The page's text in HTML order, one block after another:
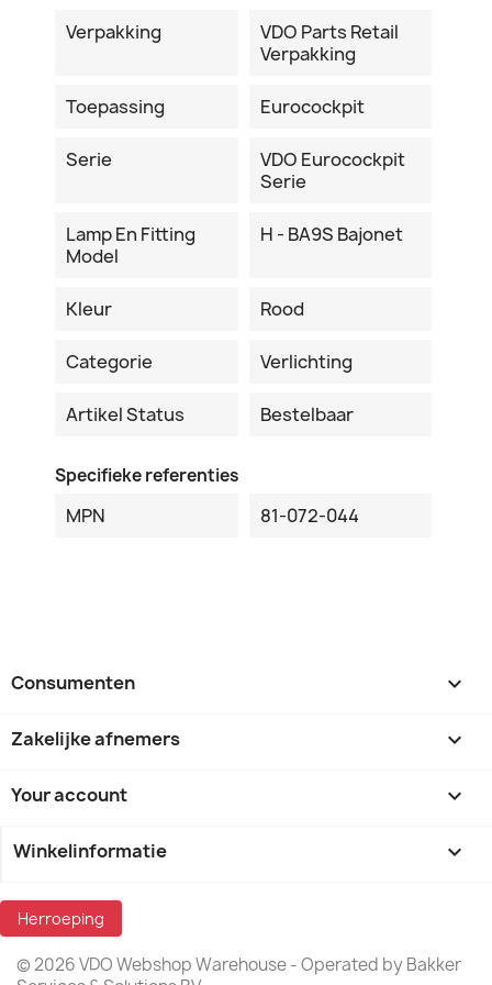
Verpakking
VDO Parts Retail
Verpakking
Toepassing Eurocockpit
Serie
VDO Eurocockpit
Serie
Lamp En Fitting
Model
H - BA9S Bajonet
Kleur Rood
Categorie Verlichting
Artikel Status Bestelbaar
Specifieke referenties
MPN 81-072-044
Consumenten 
Zakelijke afnemers 
Your account 
Winkelinformatie keyboard_arrow_down
Herroeping
© 2026 VDO Webshop Warehouse - Operated by Bakker